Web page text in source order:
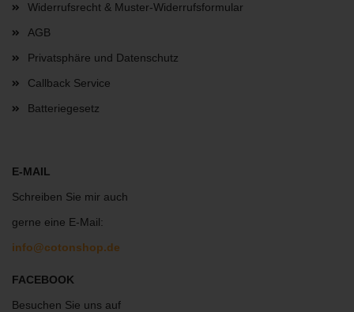
Widerrufsrecht & Muster-Widerrufsformular
AGB
Privatsphäre und Datenschutz
Callback Service
Batteriegesetz
E-MAIL
Schreiben Sie mir auch
gerne eine E-Mail:
info@cotonshop.de
FACEBOOK
Besuchen Sie uns auf